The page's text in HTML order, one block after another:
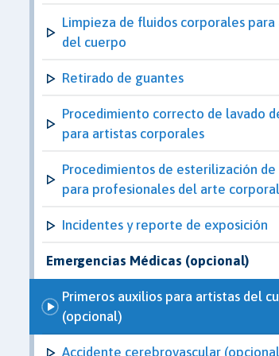
Limpieza de fluidos corporales
del cuerpo
Retirado de guantes
Procedimiento correcto de lavado
para artistas corporales
Procedimientos de esterilización de
para profesionales del arte corporal
Incidentes y reporte de exposición
Emergencias Médicas (opcional)
Primeros auxilios para artistas del
(opcional)
Accidente cerebrovascular